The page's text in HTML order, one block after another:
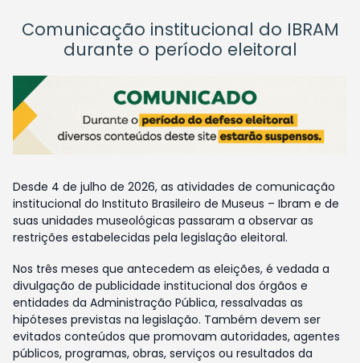
Comunicação institucional do IBRAM
durante o período eleitoral
Desde 4 de julho de 2026, as atividades de comunicação
institucional do Instituto Brasileiro de Museus – Ibram e de
suas unidades museológicas passaram a observar as
restrições estabelecidas pela legislação eleitoral.
Nos três meses que antecedem as eleições, é vedada a
divulgação de publicidade institucional dos órgãos e
entidades da Administração Pública, ressalvadas as
hipóteses previstas na legislação. Também devem ser
evitados conteúdos que promovam autoridades, agentes
públicos, programas, obras, serviços ou resultados da